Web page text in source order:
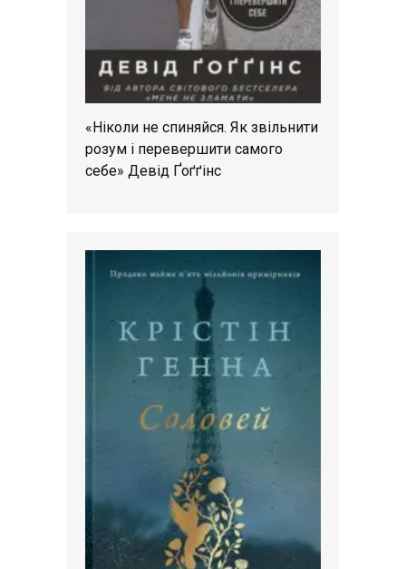
«Ніколи не спиняйся. Як звільнити
розум і перевершити самого
себе» Девід Ґоґґінс